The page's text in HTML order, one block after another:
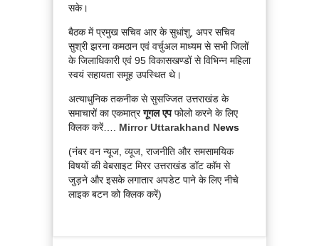
सके।
बैठक में प्रमुख सचिव आर के सुधांशु, अपर सचिव
सुश्री झरना कमठान एवं वर्चुअल माध्यम से सभी जिलों
के जिलाधिकारी एवं 95 विकासखण्डों से विभिन्न महिला
स्वयं सहायता समूह उपस्थित थे।
अत्याधुनिक तकनीक से सुसज्जित उत्तराखंड के
समाचारों का एकमात्रगूगल एपफोलो करने के लिए
क्लिक करें…. Mirror Uttarakhand News
(नंबर वन न्यूज, व्यूज, राजनीति और समसामयिक
विषयों की वेबसाइट मिरर उत्तराखंड डॉट कॉम से
जुड़ने और इसके लगातार अपडेट पाने के लिए नीचे
लाइक बटन को क्लिक करें)